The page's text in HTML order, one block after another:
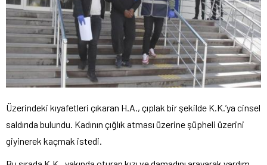
Üzerindeki kıyafetleri çıkaran H.A., çıplak bir şekilde K.K.’ya cinsel
saldırıda bulundu. Kadının çığlık atması üzerine şüpheli üzerini
giyinerek kaçmak istedi.